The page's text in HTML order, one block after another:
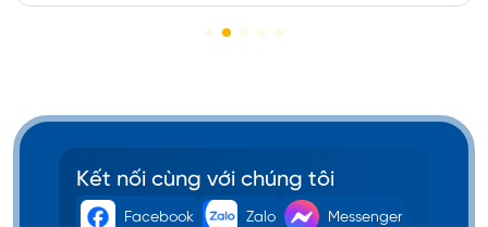
tuyển sinh của trường mà mình quan tâm hoặc
tham khảo thông tin trên trang web chính thức
của trường.Kết nối cùng với chúng tôi
Facebook Zalo Messenger